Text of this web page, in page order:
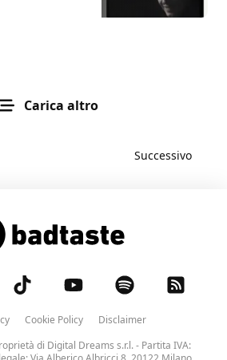
Carica altro
Successivo
Cookie Policy
Disclaimer
di Digital Dreams s.r.l.- Partita IVA: